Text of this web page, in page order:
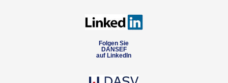
Folgen Sie
DANSEF
auf LinkedIn